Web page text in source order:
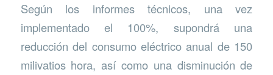
Según los informes técnicos, una vez
implementado el 100%, supondrá una
reducción del consumo eléctrico anual de 150
milivatios hora, así como una disminución de